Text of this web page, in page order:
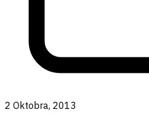
2 Oktobra, 2013